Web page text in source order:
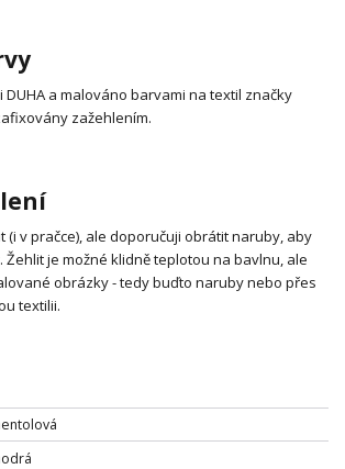
a malováno barvami na textil značky
zažehlením.
(i v pračce), ale doporučuji obrátit naruby, aby
je možné klidně teplotou na bavlnu, ale
obrázky - tedy buďto naruby nebo přes
textilii.